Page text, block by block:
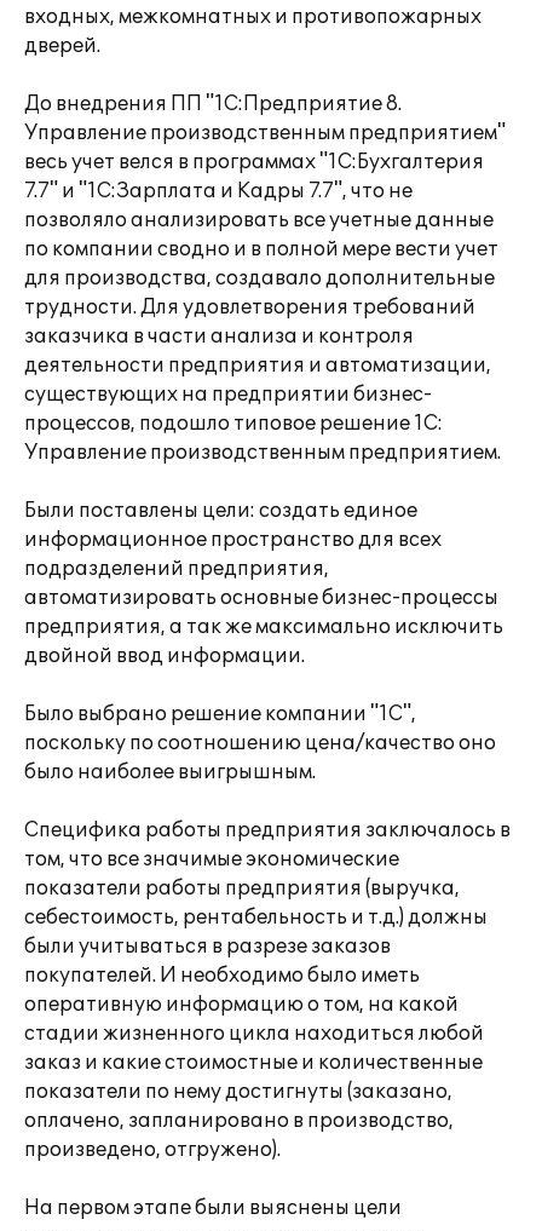
входных, межкомнатных и противопожарных
дверей.
До внедрения ПП "1С:Предприятие 8.
Управление производственным предприятием"
весь учет велся в программах "1С:Бухгалтерия
7.7" и "1С:Зарплата и Кадры 7.7", что не
позволяло анализировать все учетные данные
по компании сводно и в полной мере вести учет
для производства, создавало дополнительные
трудности. Для удовлетворения требований
заказчика в части анализа и контроля
деятельности предприятия и автоматизации,
существующих на предприятии бизнес-
процессов, подошло типовое решение 1С:
Управление производственным предприятием.
Были поставлены цели: создать единое
информационное пространство для всех
подразделений предприятия,
автоматизировать основные бизнес-процессы
предприятия, а так же максимально исключить
двойной ввод информации.
Было выбрано решение компании "1С",
поскольку по соотношению цена/качество оно
было наиболее выигрышным.
Специфика работы предприятия заключалось в
том, что все значимые экономические
показатели работы предприятия (выручка,
себестоимость, рентабельность и т.д.) должны
были учитываться в разрезе заказов
покупателей. И необходимо было иметь
оперативную информацию о том, на какой
стадии жизненного цикла находиться любой
заказ и какие стоимостные и количественные
показатели по нему достигнуты (заказано,
оплачено, запланировано в производство,
произведено, отгружено).
На первом этапе были выяснены цели